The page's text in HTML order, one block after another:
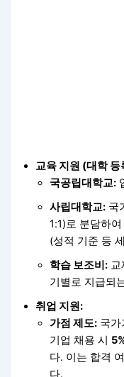
교육 지원 (대학
국공립대학교:
사립대학교: 국
1:1)로 분담하
(성적 기준 등
학습 보조비: 교
기별로 지급되
취업 지원:
가점 제도: 국
기업 채용 시
다. 이는 합격
다.